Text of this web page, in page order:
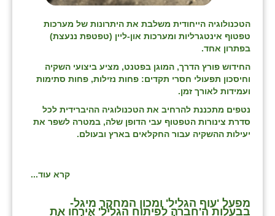
הטכנולוגיה הייחודית משלבת את היתרונות של מערכות
טפטוף אינטגרליות ומערכות און-ליין (טפטפת ננעצת)
בפתרון אחד.
החידוש פורץ הדרך, המוגן בפטנט, מציע ביצועי השקיה
וחיסכון תפעולי חסרי תקדים: פחות נזילות, פחות סתימות
ועמידות לאורך זמן.
נטפים מתכננת להרחיב את הטכנולוגיה ההיברידית לכל
סדרת צינורות הטפטוף עבי הדופן שלה, במטרה לשפר את
יעילות ההשקיה עבור החקלאים בארץ ובעולם.
קרא עוד...
מפעל 'עוף הגליל' ומכון המחקר מיגל-
בבעלות ה'חברה לפיתוח הגליל' אירחו את